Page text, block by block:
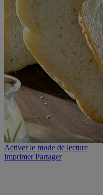
Activer le mode de lecture
Imprimer Partager